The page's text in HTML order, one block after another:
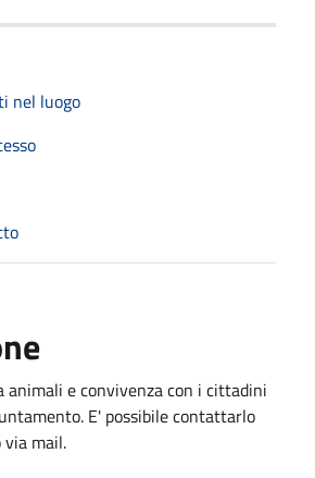
nel luogo
animali e convivenza con i cittadini
E' possibile contattarlo
mail.